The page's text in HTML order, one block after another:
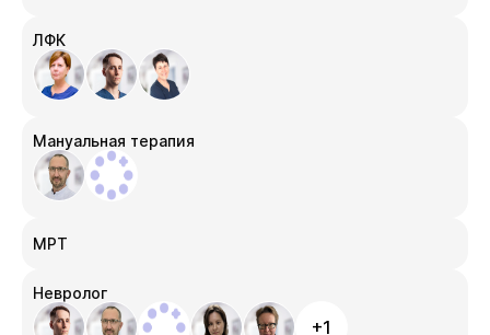
ЛФК
Мануальная терапия
МРТ
Невролог
+1